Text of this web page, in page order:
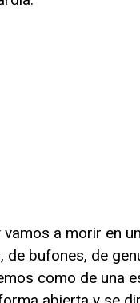
a morir en
de bufones, de
como de una